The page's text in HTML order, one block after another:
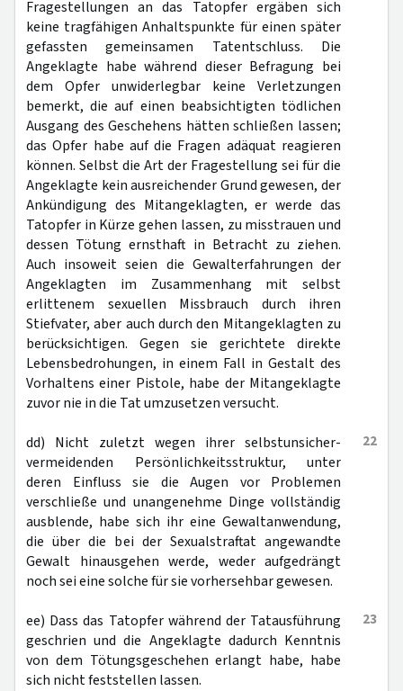
Fragestellungen an das Tatopfer ergäben sich
keine tragfähigen Anhaltspunkte für einen später
gefassten gemeinsamen Tatentschluss. Die
Angeklagte habe während dieser Befragung bei
dem Opfer unwiderlegbar keine Verletzungen
bemerkt, die auf einen beabsichtigten tödlichen
Ausgang des Geschehens hätten schließen lassen;
das Opfer habe auf die Fragen adäquat reagieren
können. Selbst die Art der Fragestellung sei für die
Angeklagte kein ausreichender Grund gewesen, der
Ankündigung des Mitangeklagten, er werde das
Tatopfer in Kürze gehen lassen, zu misstrauen und
dessen Tötung ernsthaft in Betracht zu ziehen.
Auch insoweit seien die Gewalterfahrungen der
Angeklagten im Zusammenhang mit selbst
erlittenem sexuellen Missbrauch durch ihren
Stiefvater, aber auch durch den Mitangeklagten zu
berücksichtigen. Gegen sie gerichtete direkte
Lebensbedrohungen, in einem Fall in Gestalt des
Vorhaltens einer Pistole, habe der Mitangeklagte
zuvor nie in die Tat umzusetzen versucht.
22
dd) Nicht zuletzt wegen ihrer selbstunsicher-
vermeidenden Persönlichkeitsstruktur, unter
deren Einfluss sie die Augen vor Problemen
verschließe und unangenehme Dinge vollständig
ausblende, habe sich ihr eine Gewaltanwendung,
die über die bei der Sexualstraftat angewandte
Gewalt hinausgehen werde, weder aufgedrängt
noch sei eine solche für sie vorhersehbar gewesen.
23
ee) Dass das Tatopfer während der Tatausführung
geschrien und die Angeklagte dadurch Kenntnis
von dem Tötungsgeschehen erlangt habe, habe
sich nicht feststellen lassen.